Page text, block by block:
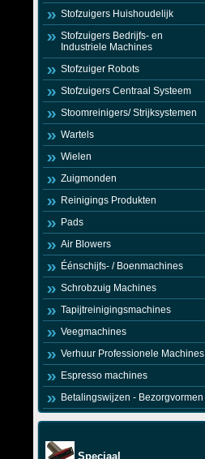
Stofzuigers Huishoudelijk
Stofzuigers Bedrijfs- en
Industriele Machines
Stofzuiger Robots
Stofzuigers Centraal Systeem
Stoomreinigers/ Strijksystemen
Wartels
Wielen
Zuigmonden
Reinigings Produkten
Pads
Air Blowers
Éénschijfs- / Boenmachines
Schrobzuig Machines
Tapijtreinigingsmachines
Veegmachines
Verhuur Professionele Machines
Espresso machines
Betalingswijzen - Bezorgvormen
Speciaal